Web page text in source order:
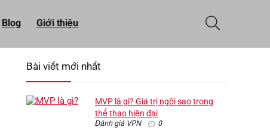
Blog Giới thiệu
Bài viết mới nhất
MVP là gì? Giá trị ngôi sao trong
thể thao hiện đại
Đánh giá VPN 0